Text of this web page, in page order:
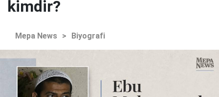
kimdir?
Mepa News > Biyografi